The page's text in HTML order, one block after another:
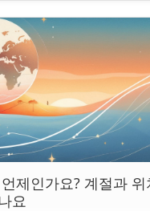
제인가요? 계절과
요